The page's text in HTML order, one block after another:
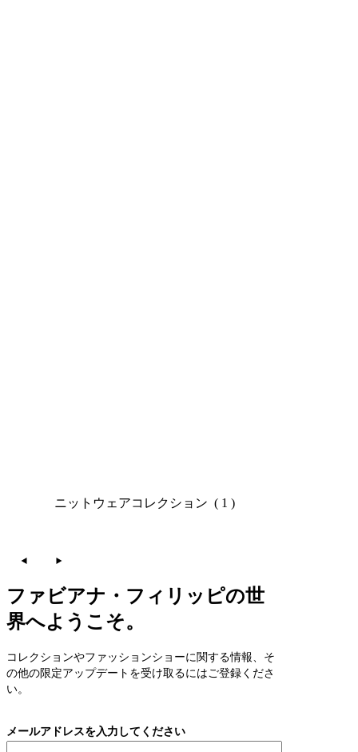
ニットウェアコレクション ( 1 )
ファビアナ・フィリッピの世
界へようこそ。
コレクションやファッションショーに関する情報、そ
の他の限定アップデートを受け取るにはご登録くださ
い。
メールアドレスを入力してください